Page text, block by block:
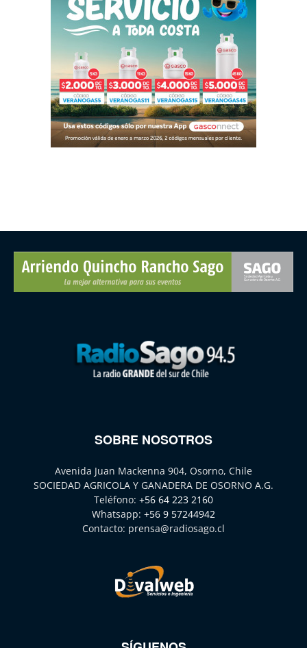
SOBRE NOSOTROS
Avenida Juan Mackenna 904, Osorno, Chile
SOCIEDAD AGRICOLA Y GANADERA DE OSORNO A.G.
Teléfono: +56 64 223 2160
Whatsapp: +56 9 57244942
Contacto: prensa@radiosago.cl